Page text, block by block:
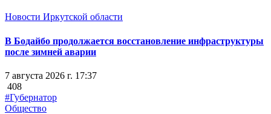
Новости Иркутской области
В Бодайбо продолжается восстановление инфраструктуры
после зимней аварии
7 августа 2026 г. 17:37
408
#Губернатор
Общество